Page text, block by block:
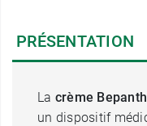
PRÉSENTATION
La crème
un dispositif